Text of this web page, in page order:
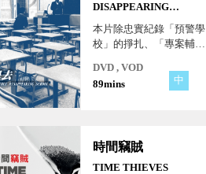
DISAPPEARING
SCHOOL
本片除忠實紀錄「預警學
校」的掙扎、「專案輔導
也取得了珍貴的「覺書」
¬¬－私立學校的創設契
是「捐資興學」而是「投
資興學」。
DVD , VOD
89mins
中
時間竊賊
TIME THIEVES